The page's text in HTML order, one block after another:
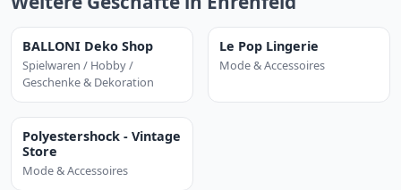
BALLONI Deko Shop
Spielwaren / Hobby /
Geschenke & Dekoration
Le Pop Lingerie
Mode & Accessoires
Polyestershock - Vintage
Store
Mode & Accessoires